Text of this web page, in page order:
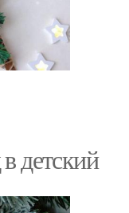
детский